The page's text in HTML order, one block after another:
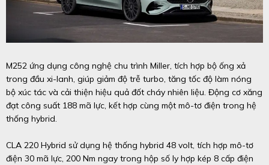
M252 ứng dụng công nghệ chu trình Miller, tích hợp bộ ống xả
trong đầu xi-lanh, giúp giảm độ trễ turbo, tăng tốc độ làm nóng
bộ xúc tác và cải thiện hiệu quả đốt cháy nhiên liệu. Động cơ xăng
đạt công suất 188 mã lực, kết hợp cùng một mô-tơ điện trong hệ
thống hybrid.
CLA 220 Hybrid sử dụng hệ thống hybrid 48 volt, tích hợp mô-tơ
điện 30 mã lực, 200 Nm ngay trong hộp số ly hợp kép 8 cấp điện